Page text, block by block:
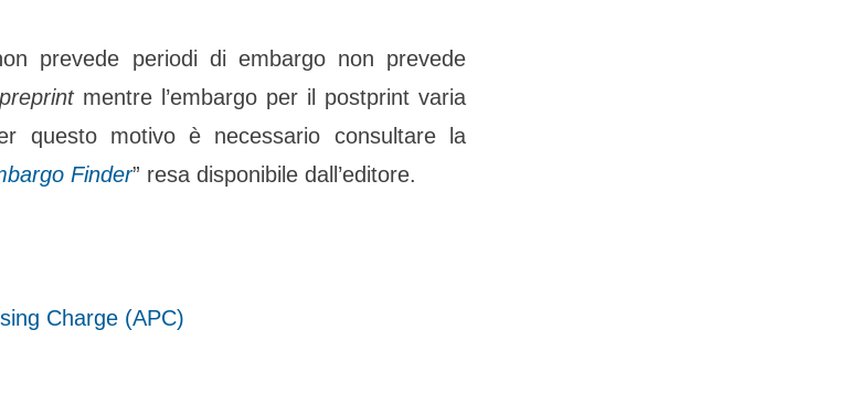
prevede periodi di embargo non prevede
preprintmentre l’embargo per il postprint varia
questo motivo è necessario consultare la
Finder” resa disponibile dall’editore.
Charge (APC)